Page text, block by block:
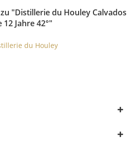
"Distillerie du Houley Calvados
Jahre 42°"
du Houley